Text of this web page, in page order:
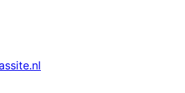
site.nl